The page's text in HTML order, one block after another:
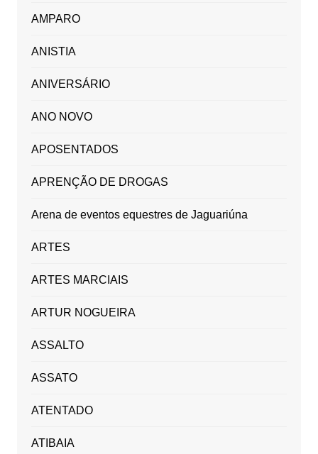
AMPARO
ANISTIA
ANIVERSÁRIO
ANO NOVO
APOSENTADOS
APRENÇÃO DE DROGAS
Arena de eventos equestres de Jaguariúna
ARTES
ARTES MARCIAIS
ARTUR NOGUEIRA
ASSALTO
ASSATO
ATENTADO
ATIBAIA